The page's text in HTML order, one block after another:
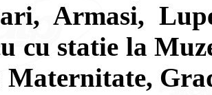
Armasi,
cu statie la
Maternitate,